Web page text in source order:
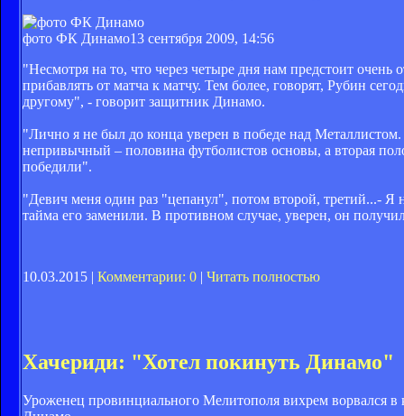
фото ФК Динамо13 сентября 2009, 14:56
"Несмотря на то, что через четыре дня нам предстоит
прибавлять от матча к матчу. Тем более, говорят, Рубин
другому", - говорит защитник Динамо.
"Лично я не был до конца уверен в победе над
непривычный – половина футболистов основы, а вторая
победили".
"Девич меня один раз "цепанул", потом второй, третий...- Я
тайма его заменили. В противном случае, уверен, он
10.03.2015 | Комментарии: 0 | Читать полностью
Хачериди: "Хотел покинуть Динамо"
Уроженец провинциального Мелитополя вихрем ворвался в